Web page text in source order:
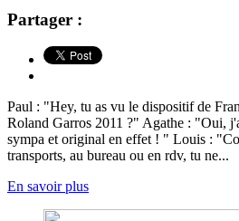
Partager :
Paul : "Hey, tu as vu le dispositif de
Roland Garros 2011 ?" Agathe : "Oui,
sympa et original en effet ! " Louis :
transports, au bureau ou en rdv, tu ne...
En savoir plus